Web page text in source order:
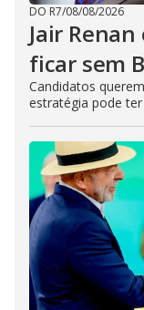
DO R7/08/08/2026
Jair
ficar sem
Candidatos
estratégia pode